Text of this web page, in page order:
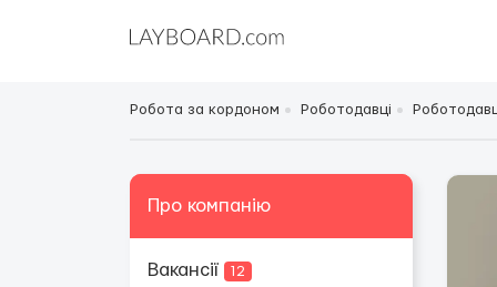
Робота за кордоном Роботодавці
Про компанію
Вакансії 12